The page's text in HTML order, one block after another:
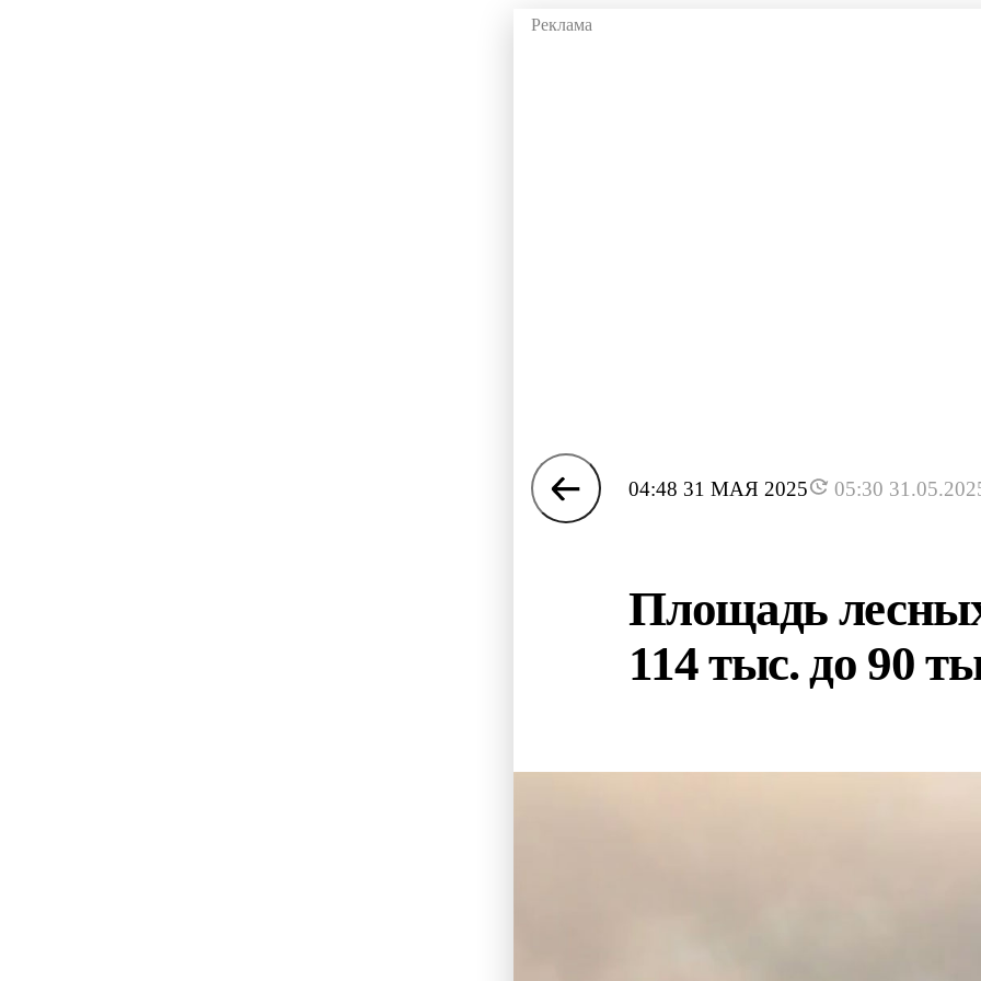
04:48 31 МАЯ 2025 05:30
Площадь
114 тыс. до 90